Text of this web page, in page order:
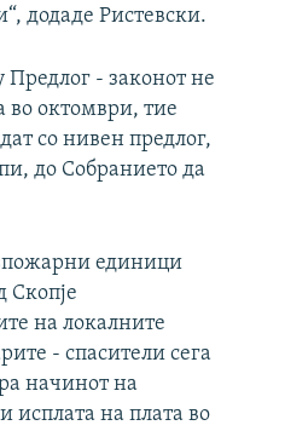
додаде Ристевски.
Предлог - законот не
во октомври, тие
со нивен предлог,
до Собранието да
единици
Скопје
на локалните
- спасители сега
начинот на
исплата на плата во